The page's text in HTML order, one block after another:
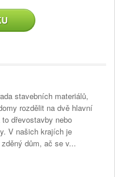
stavebních materiálů,
rozdělit na dvě hlavní
dřevostavby nebo
V našich krajích je
dům, ač se v...